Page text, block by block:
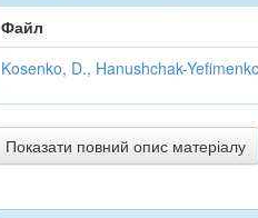
Файл
Kosenko, D., Hanushchak-
Показати повний опис матеріалу